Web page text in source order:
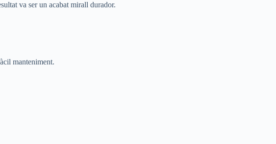
va ser un acabat mirall durador.
manteniment.